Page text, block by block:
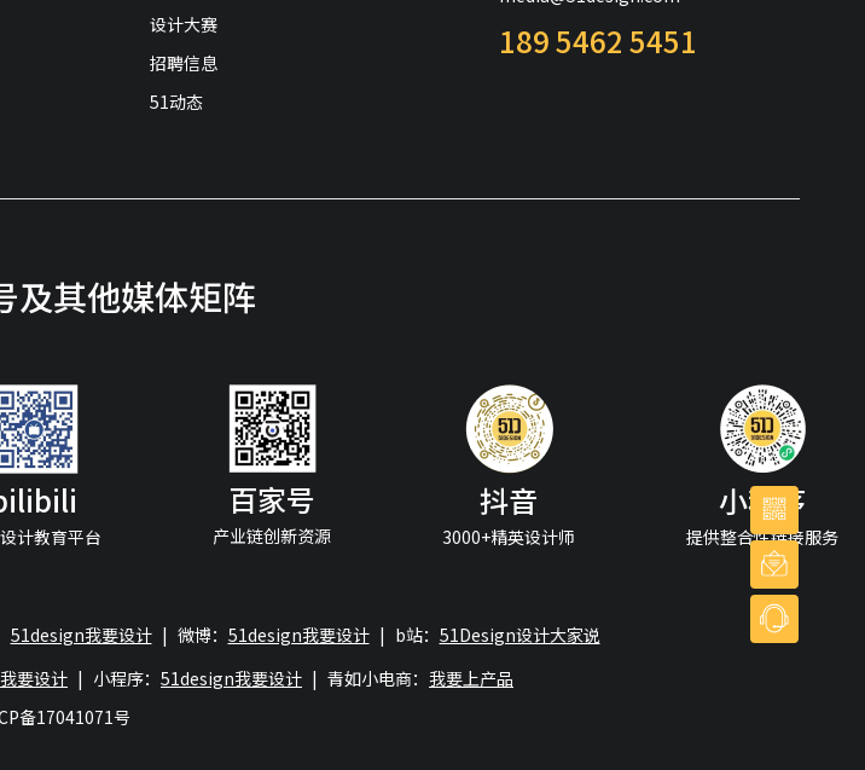
设计大赛
招聘信息
51动态
189 5462 5451
及其他媒体矩阵
计教育平台
百家号
产业链创新资源
抖音
3000+精英设计师
小程序
提供整合性链接服务
51design我要设计 | 微博： 51design我要设计 | b站： 51Design设计大家说
要设计 | 小程序： 51design我要设计 | 青如小电商： 我要上产品
备17041071号